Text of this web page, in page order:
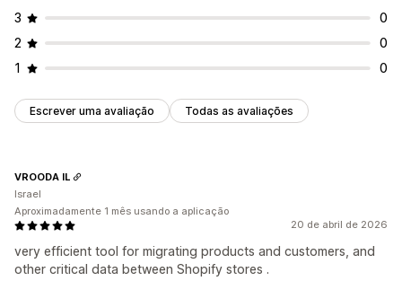
3
0
2
0
1
0
Escrever uma avaliação Todas as avaliações
20 de abril de 2026
very efficient tool for migrating products and customers, and
other critical data between Shopify stores .
VROODA IL
Israel
Aproximadamente 1 mês usando a aplicação